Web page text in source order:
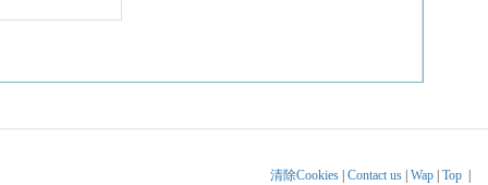
清除Cookies| Contact us| Wap| Top|